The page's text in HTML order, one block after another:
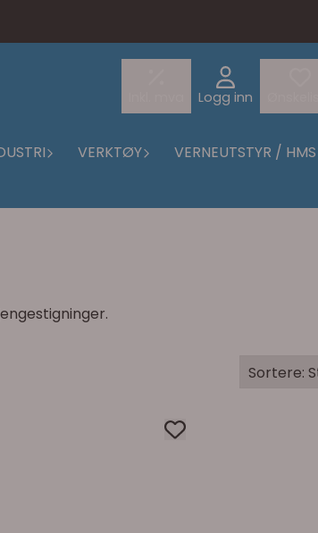
Logg inn
VERKTØY VERNEUTSTYR / HMS